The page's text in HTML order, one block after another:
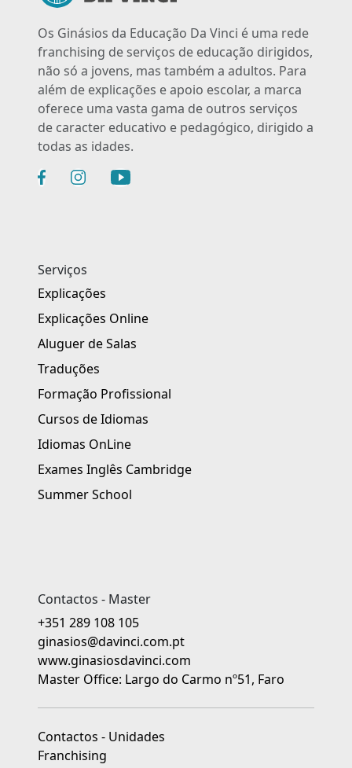
Os Ginásios da Educação Da Vinci é uma rede
franchising de serviços de educação dirigidos,
não só a jovens, mas também a adultos. Para
além de explicações e apoio escolar, a marca
oferece uma vasta gama de outros serviços
de caracter educativo e pedagógico, dirigido a
todas as idades.
Serviços
Explicações
Explicações Online
Aluguer de Salas
Traduções
Formação Profissional
Cursos de Idiomas
Idiomas OnLine
Exames Inglês Cambridge
Summer School
Contactos - Master
+351 289 108 105
ginasios@davinci.com.pt
www.ginasiosdavinci.com
Master Office: Largo do Carmo nº51, Faro
Contactos - Unidades
Franchising